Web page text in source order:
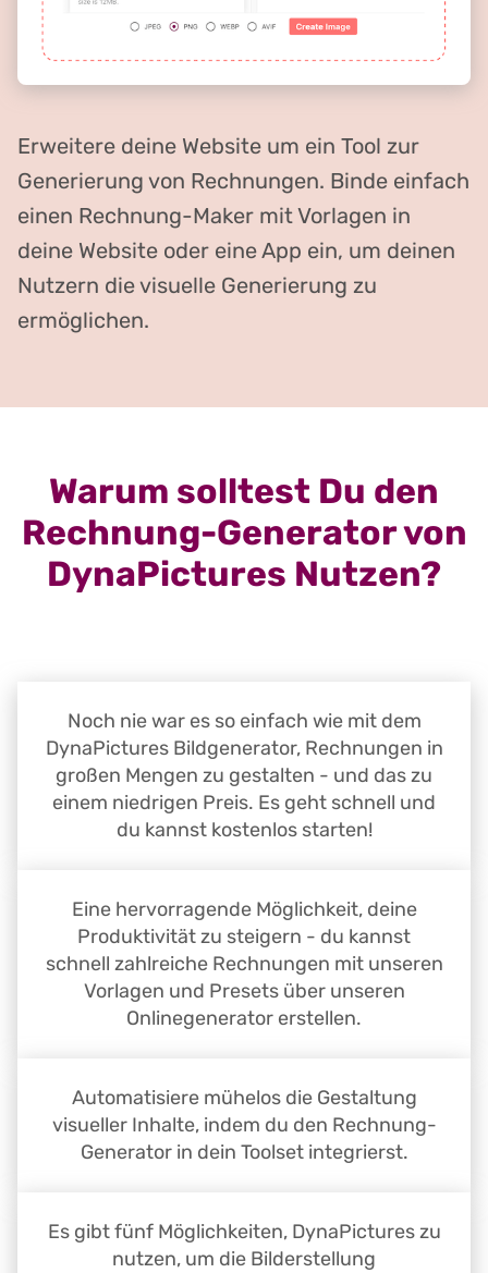
Erweitere deine Website um ein Tool zur
Generierung von Rechnungen. Binde einfach
einen Rechnung-Maker mit Vorlagen in
deine Website oder eine App ein, um deinen
Nutzern die visuelle Generierung zu
ermöglichen.
Warum solltest Du den
Rechnung-Generator von
DynaPictures Nutzen?
Noch nie war es so einfach wie mit dem
DynaPictures Bildgenerator, Rechnungen in
großen Mengen zu gestalten - und das zu
einem niedrigen Preis. Es geht schnell und
du kannst kostenlos starten!
Eine hervorragende Möglichkeit, deine
Produktivität zu steigern - du kannst
schnell zahlreiche Rechnungen mit unseren
Vorlagen und Presets über unseren
Onlinegenerator erstellen.
Automatisiere mühelos die Gestaltung
visueller Inhalte, indem du den Rechnung-
Generator in dein Toolset integrierst.
Es gibt fünf Möglichkeiten, DynaPictures zu
nutzen, um die Bilderstellung